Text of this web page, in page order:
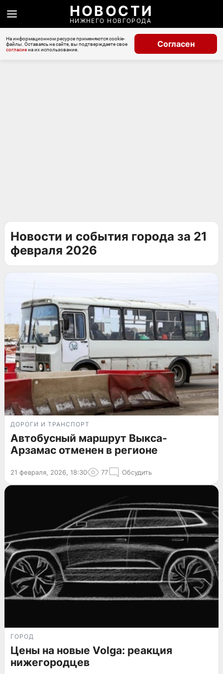
НОВОСТИ
НИЖНЕГО НОВГОРОДА
На информационном ресурсе применяются cookie-
файлы. Оставаясь на сайте, вы подтверждаете свое
согласиена их использование.
Согласен
Новости и события города за 21
февраля 2026
ДОРОГИ И ТРАНСПОРТ
Автобусный маршрут Выкса-
Арзамас отменен в регионе
21 февраля, 2026, 18:30 77 Обсудить
ГОРОД
Цены на новые Volga: реакция
нижегородцев